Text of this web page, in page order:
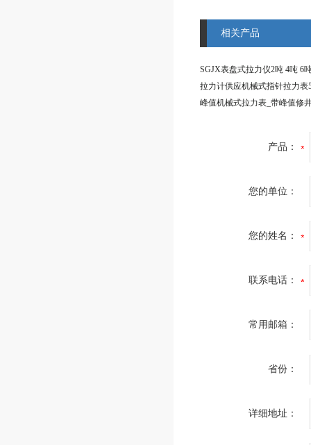
相关产品
产品：
您的单位：
您的姓名：
联系电话：
常用邮箱：
省份：
详细地址：